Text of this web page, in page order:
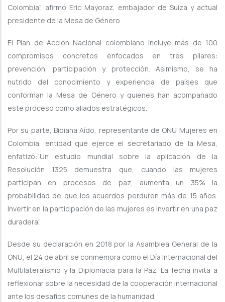
Colombia", afirmó Eric Mayoraz, embajador de Suiza y actual
presidente de la Mesa de Género.
El Plan de Acción Nacional colombiano incluye más de 100
compromisos concretos enfocados en tres pilares:
prevención, participación y protección. Asimismo, se ha
nutrido del conocimiento y experiencia de países que
conforman la Mesa de Género y quienes han acompañado
este proceso como aliados estratégicos.
Por su parte, Bibiana Aído, representante de ONU Mujeres en
Colombia, entidad que ejerce el secretariado de la Mesa,
enfatizó:“Un estudio mundial sobre la aplicación de la
Resolución 1325 demuestra que, cuando las mujeres
participan en procesos de paz, aumenta un 35% la
probabilidad de que los acuerdos perduren más de 15 años.
Invertir en la participación de las mujeres es invertir en una paz
duradera”.
Desde su declaración en 2018 por la Asamblea General de la
ONU, el 24 de abril se conmemora como el Día Internacional del
Multilateralismo y la Diplomacia para la Paz. La fecha invita a
reflexionar sobre la necesidad de la cooperación internacional
ante los desafíos comunes de la humanidad.